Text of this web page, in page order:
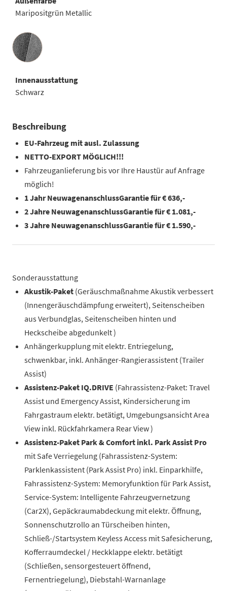
Maripositgrün Metallic
Innenausstattung
Innenausstattung
Schwarz
Beschreibung
EU-Fahrzeug mit ausl. Zulassung
NETTO-EXPORT MÖGLICH!!!
Fahrzeuganlieferung bis vor Ihre Haustür auf Anfrage
möglich!
1 Jahr NeuwagenanschlussGarantie für € 636,-
2 Jahre NeuwagenanschlussGarantie für € 1.081,-
3 Jahre NeuwagenanschlussGarantie für € 1.590,-
Sonderausstattung
Akustik-Paket (Geräuschmaßnahme Akustik verbessert
(Innengeräuschdämpfung erweitert), Seitenscheiben
aus Verbundglas, Seitenscheiben hinten und
Heckscheibe abgedunkelt )
Anhängerkupplung mit elektr. Entriegelung,
schwenkbar, inkl. Anhänger-Rangierassistent (Trailer
Assist)
Assistenz-Paket IQ.DRIVE (Fahrassistenz-Paket: Travel
Assist und Emergency Assist, Kindersicherung im
Fahrgastraum elektr. betätigt, Umgebungsansicht Area
View inkl. Rückfahrkamera Rear View )
Assistenz-Paket Park & Comfort inkl. Park Assist Pro
mit Safe Verriegelung (Fahrassistenz-System:
Parklenkassistent (Park Assist Pro) inkl. Einparkhilfe,
Fahrassistenz-System: Memoryfunktion für Park Assist,
Service-System: Intelligente Fahrzeugvernetzung
(Car2X), Gepäckraumabdeckung mit elektr. Öffnung,
Sonnenschutzrollo an Türscheiben hinten,
Schließ-/Startsystem Keyless Access mit Safesicherung,
Kofferraumdeckel / Heckklappe elektr. betätigt
(Schließen, sensorgesteuert öffnend,
Fernentriegelung), Diebstahl-Warnanlage